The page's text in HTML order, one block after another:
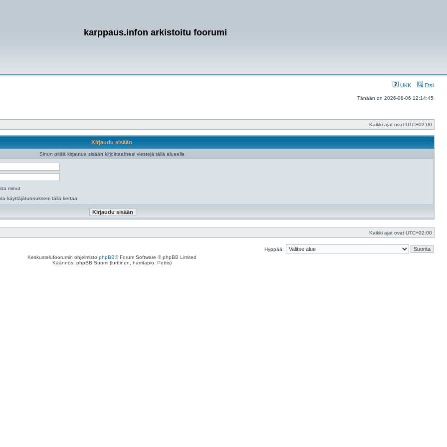
karppaus.infon arkistoitu foorumi
UKK Etsi
Tänään on 2026-08-06 12:14:45
Kaikki ajat ovat UTC+02:00
Kirjaudu sisään
Sinun pitää kirjautua sisään kirjoittaaksesi viestejä tällä alueella
minut
käyttäjätunnukseni tällä kertaa
Kaikki ajat ovat UTC+02:00
Hyppää:
Keskustelufoorumin ohjelmisto phpBB® Forum Software © phpBB Limited
Käännös: phpBB Suomi (lurttinen, harritapio, Pettis)